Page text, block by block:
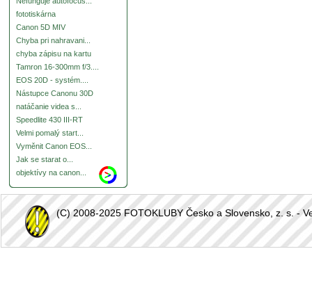
fototiskárna
Canon 5D MIV
Chyba pri nahravani...
chyba zápisu na kartu
Tamron 16-300mm f/3....
EOS 20D - systém....
Nástupce Canonu 30D
natáčanie videa s...
Speedlite 430 III-RT
Velmi pomalý start...
Vyměnit Canon EOS...
Jak se starat o...
objektívy na canon...
(C) 2008-2025 FOTOKLUBY Česko a Slovensko, z. s. -